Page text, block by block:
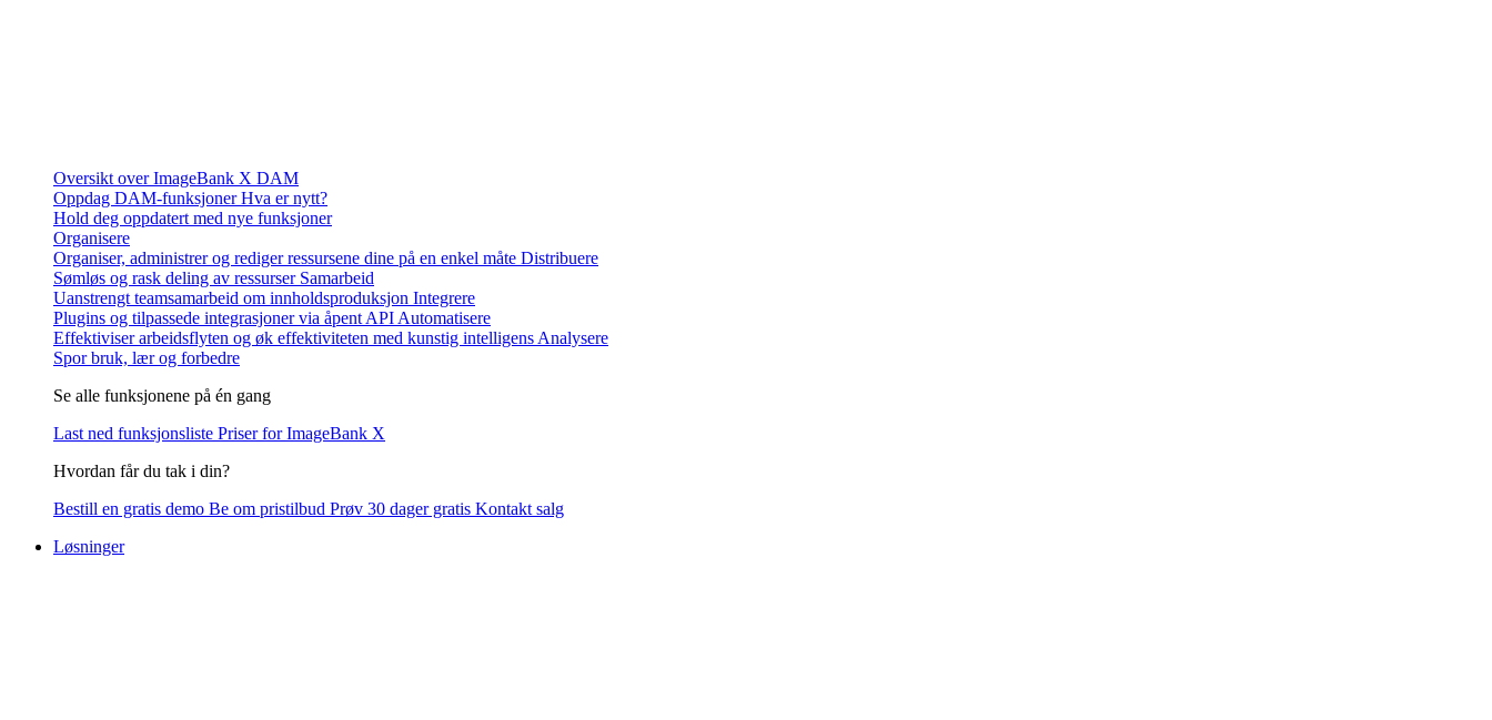
Oversikt over ImageBank X DAM
Oppdag DAM-funksjonerHva er nytt?
Hold deg oppdatert med nye funksjoner
Organisere
Organiser, administrer og rediger ressursene dine på en enkel måte Distribuere
Sømløs og rask deling av ressurser Samarbeid
Uanstrengt teamsamarbeid om innholdsproduksjon Integrere
Plugins og tilpassede integrasjoner via åpent API Automatisere
Effektiviser arbeidsflyten og øk effektiviteten med kunstig intelligens Analysere
Spor bruk, lær og forbedre
Se alle funksjonene på én gang
Last ned funksjonsliste Priser for ImageBank X
Hvordan får du tak i din?
Bestill en gratis demo Be om pristilbud Prøv 30 dager gratis Kontakt salg
Løsninger